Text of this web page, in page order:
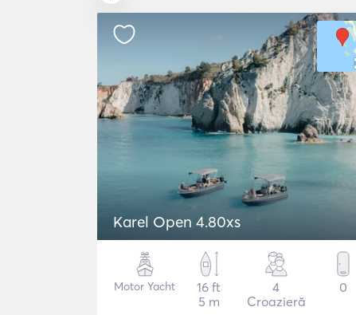
Karel Open 4.80xs
Motor Yacht
16 ft
5 m
4
Croazieră
0